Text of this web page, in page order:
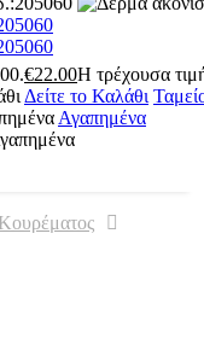
€22.00Η τρέχουσα
Δείτε το Καλάθι
Αγαπημένα